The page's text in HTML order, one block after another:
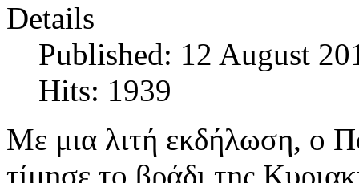
Details
Published: 12 August
Hits: 1939
Με μια λιτή εκδήλωση, ο
τίμησε το βράδι της